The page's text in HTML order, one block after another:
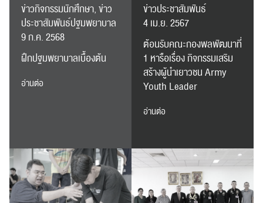
สำหรับ:
ข่าวกิจกรรมนักศึกษา, ข่าว
ประชาสัมพันธ์ปฐมพยาบาล
9 ก.ค. 2568
ฝึกปฐมพยาบาลเบื้องต้น
อ่านต่อ
ข่าวประชาสัมพันธ์
4 เม.ย. 2567
ต้อนรับคณะกองพลพัฒนาที่
1 หารือเรื่อง กิจกรรมเสริม
สร้างผู้นำเยาวชน Army
Youth Leader
อ่านต่อ
RC Activity
ปฏิทิน